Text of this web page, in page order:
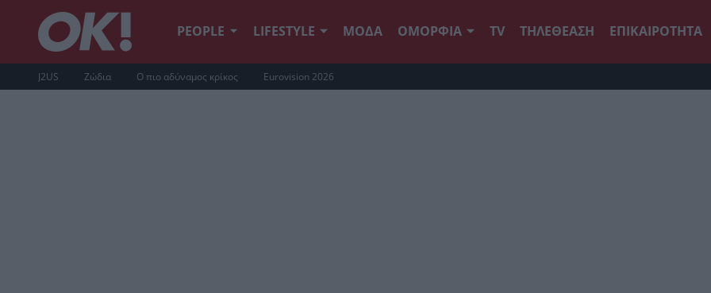
PEOPLE LIFESTYLE ΜΟΔΑ ΟΜΟΡΦΙΑ TV ΤΗΛΕΘΕΑΣΗ ΕΠΙΚΑΙΡΟΤΗΤΑ
J2US Ζώδια Ο πιο αδύναμος κρίκος Eurovision 2026